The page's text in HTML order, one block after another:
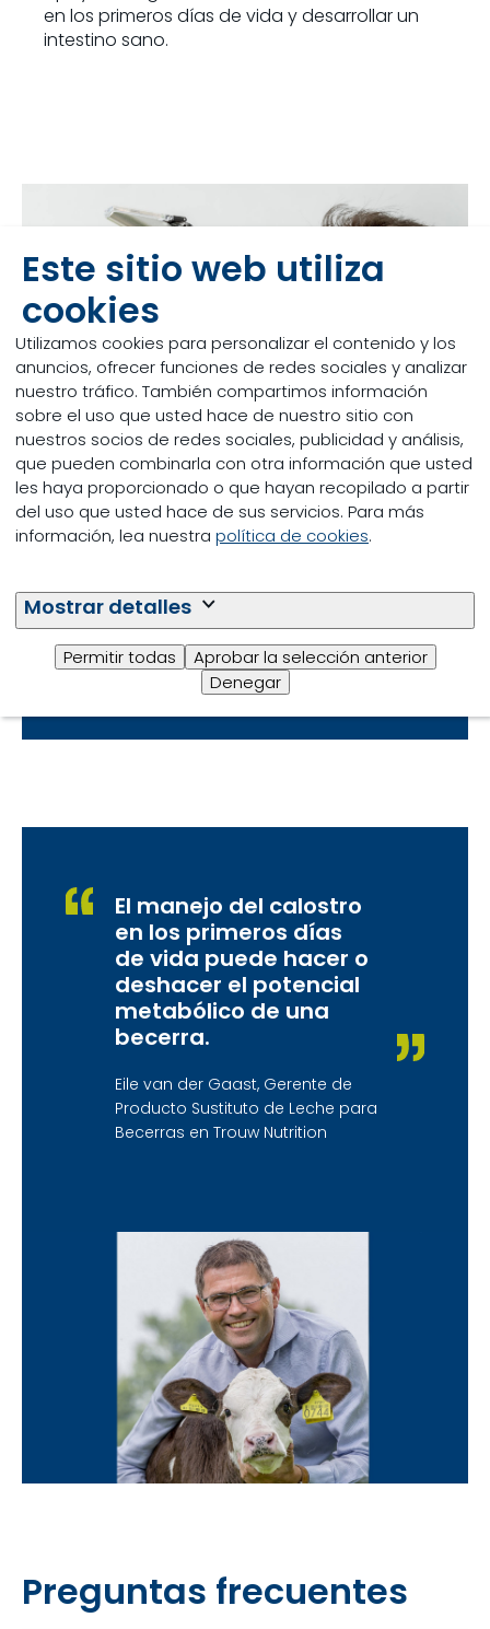
Este sitio web utiliza
cookies
Utilizamos cookies para personalizar el contenido y los
anuncios, ofrecer funciones de redes sociales y analizar
nuestro tráfico. También compartimos información
sobre el uso que usted hace de nuestro sitio con
nuestros socios de redes sociales, publicidad y análisis,
que pueden combinarla con otra información que usted
les haya proporcionado o que hayan recopilado a partir
del uso que usted hace de sus servicios. Para más
información, lea nuestra política de cookies.
Mostrar detalles
Permitir todas
Aprobar la selección anterior
Denegar
en los primeros días de vida y desarrollar un
intestino sano.
La manera más
sencilla de medir la
calidad del calostro
Recomendamos utilizar un refractómetro BRIX,
una herramienta sencilla, económica y precisa
para medir el nivel de sólidos de la leche y
determinar la calidad del calostro. ¡Todo
El manejo del calostro
en los primeros días
de vida puede hacer o
deshacer el potencial
metabólico de una
becerra.
Eile van der Gaast, Gerente de
Producto Sustituto de Leche para
Becerras en Trouw Nutrition
Preguntas frecuentes